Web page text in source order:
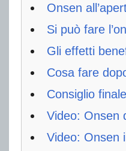
Onsen
Si può fare
Gli effetti
Cosa fare
Consiglio finale
Video: Onsen
Video: Onsen